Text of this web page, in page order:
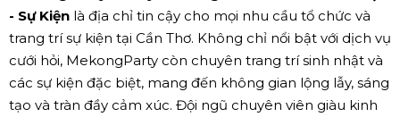
- Sự Kiện là địa chỉ tin cậy cho mọi nhu cầu tổ chức và
trang trí sự kiện tại Cần Thơ. Không chỉ nổi bật với dịch vụ
cưới hỏi, MekongParty còn chuyên trang trí sinh nhật và
các sự kiện đặc biệt, mang đến không gian lộng lẫy, sáng
tạo và tràn đầy cảm xúc. Đội ngũ chuyên viên giàu kinh